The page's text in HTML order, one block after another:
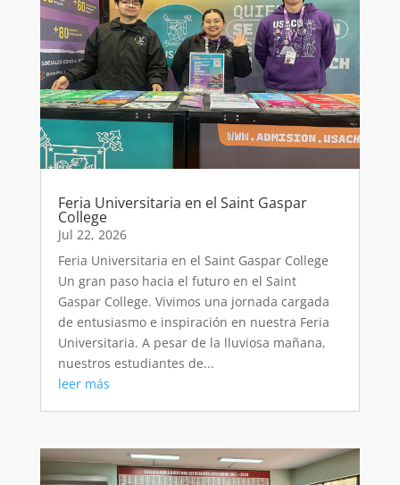
Feria Universitaria en el Saint Gaspar
College
Jul 22, 2026
Feria Universitaria en el Saint Gaspar College
Un gran paso hacia el futuro en el Saint
Gaspar College. Vivimos una jornada cargada
de entusiasmo e inspiración en nuestra Feria
Universitaria. A pesar de la lluviosa mañana,
nuestros estudiantes de...
leer más